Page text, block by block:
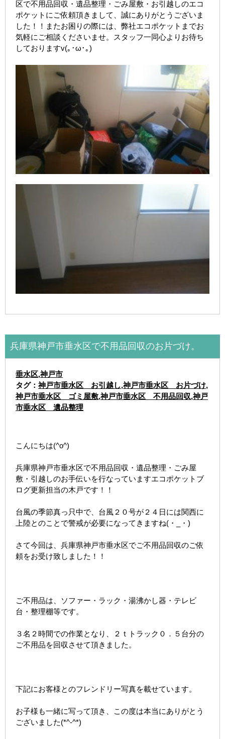
区で不用品回収・遺品整理・ごみ屋敷・お引越しのエコ
ポケットにご依頼頂きまして、誠にありがとうございま
した！！またお困りの際には、弊社エコポケットまでお
気軽にご相談くださいませ。スタッフ一同心よりお待ち
しておりますv(｡･ω･｡)
兵庫県神戸市垂水区で不用品回収のお片づけ。
垂水区,神戸市
タグ： 神戸市垂水区 お引越し,神戸市垂水区 お片づけ,
神戸市垂水区 ゴミ屋敷,神戸市垂水区 不用品回収,神戸
市垂水区 遺品整理
こんにちは(^o^)
兵庫県神戸市垂水区で不用品回収・遺品整理・ごみ屋
敷・引越しのお手伝いを行なっていますエコポケットブ
ログ更新担当の木戸です！！
台風の季節真っ只中で、台風２０号が２４日には関西に
上陸とのことで警戒が必要になってきますね(・_・)
さて今回は、兵庫県神戸市垂水区でご不用品回収のご依
頼をお受け致しました！！
ご不用品は、ソファー・ラック・湯沸かし器・テレビ
台・整理棚等です。
３名２時間での作業となり、２ｔトラック０．５台分の
ご不用品を回収させて頂きました。
下記にお客様とのフレンドリー写真を載せています。
お子様も一緒に写って頂き、この度は本当にありがとう
ございました(*^-^*)